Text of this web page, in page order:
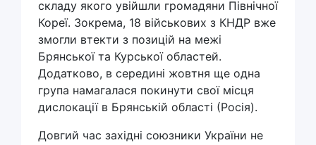
складу якого увійшли громадяни Північної
Кореї. Зокрема, 18 військових з КНДР вже
змогли втекти з позицій на межі
Брянської та Курської областей.
Додатково, в середині жовтня ще одна
група намагалася покинути свої місця
дислокації в Брянській області (Росія).
Довгий час західні союзники України не